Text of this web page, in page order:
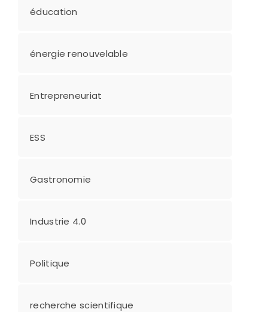
éducation
énergie renouvelable
Entrepreneuriat
ESS
Gastronomie
Industrie 4.0
Politique
recherche scientifique